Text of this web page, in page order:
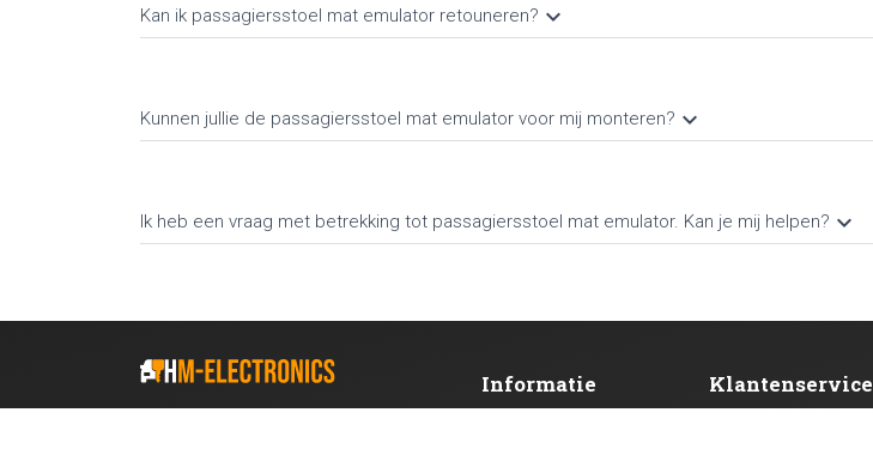
Kan ik passagiersstoel mat emulator retouneren? keyboard_arrow_down
Kunnen jullie de passagiersstoel mat emulator voor mij monteren? keyboard_arrow_down
Ik heb een vraag met betrekking tot passagiersstoel mat emulator. Kan je mij helpen? keyboard_arrow_down
Informatie Klantenservice